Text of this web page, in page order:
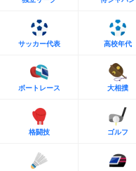
サッカー代表 高校年代
ボートレース 大相撲
格闘技 ゴルフ